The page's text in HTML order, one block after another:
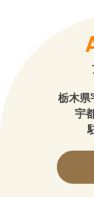
栃木県
宇